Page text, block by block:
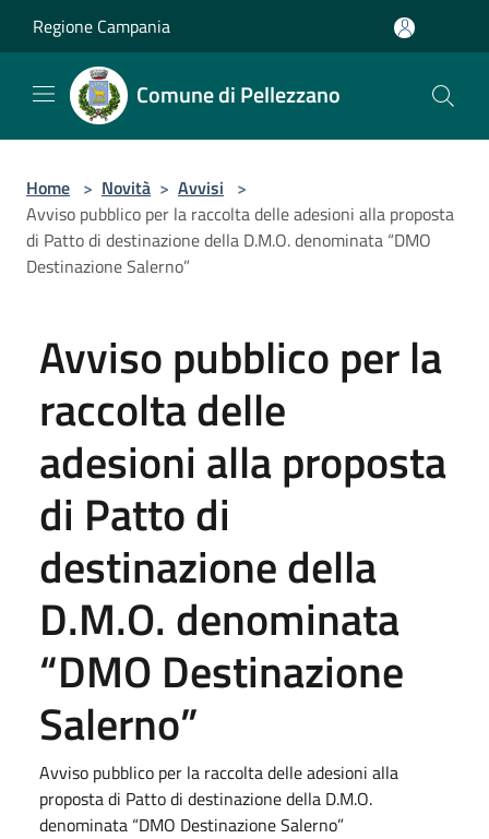
Regione Campania
Comune di Pellezzano
Home > Novità > Avvisi >
Avviso pubblico per la raccolta delle adesioni alla proposta
di Patto di destinazione della D.M.O. denominata “DMO
Destinazione Salerno”
Avviso pubblico per la
raccolta delle
adesioni alla proposta
di Patto di
destinazione della
D.M.O. denominata
“DMO Destinazione
Salerno”
Avviso pubblico per la raccolta delle adesioni alla
proposta di Patto di destinazione della D.M.O.
denominata “DMO Destinazione Salerno”